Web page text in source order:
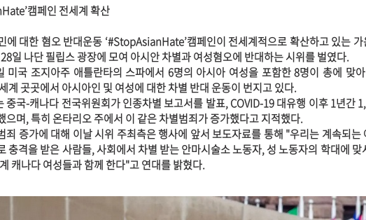
캠페인 전세계 확산
에 대한 혐오 반대운동 ‘#StopAsianHate’캠페인이 전세계적으로 확산하고 있는
일 나단 필립스 광장에 모여 아시안 차별과 여성혐오에 반대하는 시위를 벌였다.
미국 조지아주 애틀란타의 스파에서 6명의 아시아 여성을 포함한 8명이 총에 맞
계 곳곳에서 아시아인 및 여성에 대한 차별 반대 운동이 번지고 있다.
중국-캐나다 전국위원회가 인종차별 보고서를 발표, COVID-19 대유행 이후 1년간
으며, 특히 온타리오 주에서 이 같은 차별범죄가 증가했다고 지적했다.
죄 증가에 대해 이날 시위 주최측은 행사에 앞서 보도자료를 통해 "우리는 계속되는
충격을 받은 사람들, 사회에서 차별 받는 안마시술소 노동자, 성 노동자의 학대에 맞
캐나다 여성들과 함께 한다"고 연대를 밝혔다.